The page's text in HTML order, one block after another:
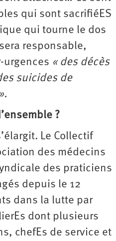
qui sont sacrifiéES
qui tourne le dos
responsable,
urgences « des décès
suicides de
?
Le Collectif
des médecins
des praticiens
depuis le 12
dans la lutte par
dont plusieurs
chefEs de service et